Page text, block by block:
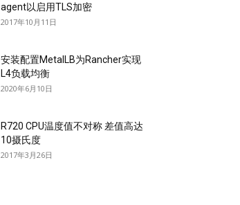
agent以启用TLS加密
2017年10月11日
安装配置MetalLB为Rancher实现
L4负载均衡
2020年6月10日
R720 CPU温度值不对称 差值高达
10摄氏度
2017年3月26日